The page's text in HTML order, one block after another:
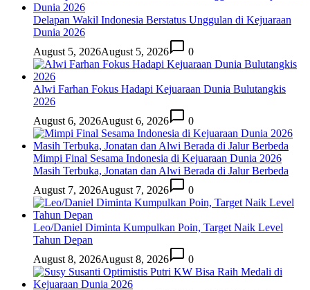
Delapan Wakil Indonesia Berstatus Unggulan di Kejuaraan
Dunia 2026
August 5, 2026August 5, 2026 0
Alwi Farhan Fokus Hadapi Kejuaraan Dunia Bulutangkis
2026
August 6, 2026August 6, 2026 0
Mimpi Final Sesama Indonesia di Kejuaraan Dunia 2026
Masih Terbuka, Jonatan dan Alwi Berada di Jalur Berbeda
August 7, 2026August 7, 2026 0
Leo/Daniel Diminta Kumpulkan Poin, Target Naik Level
Tahun Depan
August 8, 2026August 8, 2026 0